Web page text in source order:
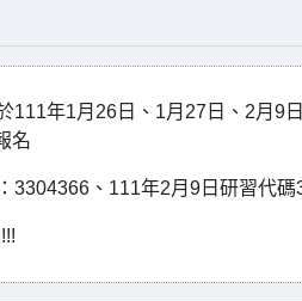
年1月26日、1月27日、2月9
名
3304366、111年2月9日研習代碼